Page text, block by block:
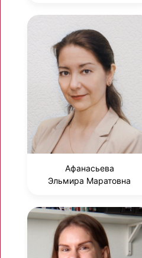
Афанасьева
Эльмира Маратовна